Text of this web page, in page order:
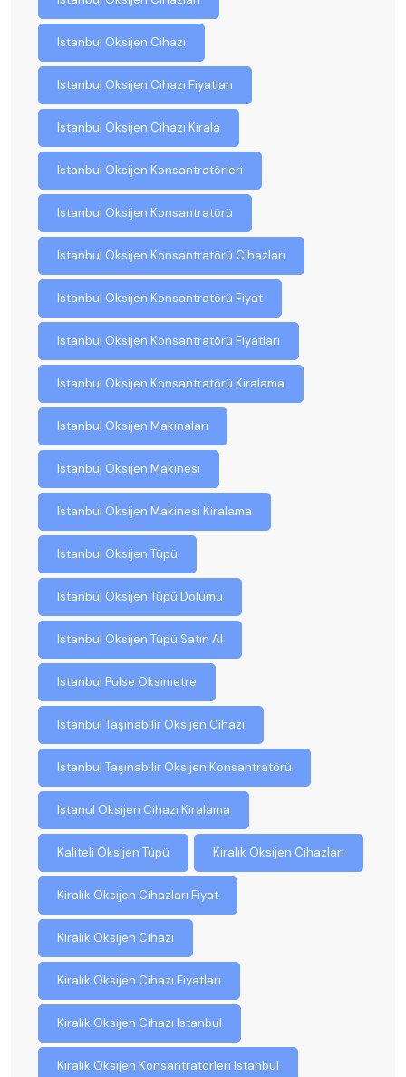
Istanbul Oksijen Cihazı
Istanbul Oksijen Cihazı Fiyatları
Istanbul Oksijen Cihazı Kirala
Istanbul Oksijen Konsantratörleri
Istanbul Oksijen Konsantratörü
Istanbul Oksijen Konsantratörü Cihazları
Istanbul Oksijen Konsantratörü Fiyat
Istanbul Oksijen Konsantratörü Fiyatları
Istanbul Oksijen Konsantratörü Kiralama
Istanbul Oksijen Makinaları
Istanbul Oksijen Makinesi
Istanbul Oksijen Makinesi Kiralama
Istanbul Oksijen Tüpü
Istanbul Oksijen Tüpü Dolumu
Istanbul Oksijen Tüpü Satın Al
Istanbul Pulse Oksimetre
Istanbul Taşınabilir Oksijen Cihazı
Istanbul Taşınabilir Oksijen Konsantratörü
Istanul Oksijen Cihazı Kiralama
Kaliteli Oksijen Tüpü Kiralık Oksijen Cihazları
Kiralık Oksijen Cihazları Fiyat
Kiralık Oksijen Cihazı
Kiralık Oksijen Cihazı Fiyatları
Kiralık Oksijen Cihazı Istanbul
Kiralık Oksijen Konsantratörleri Istanbul